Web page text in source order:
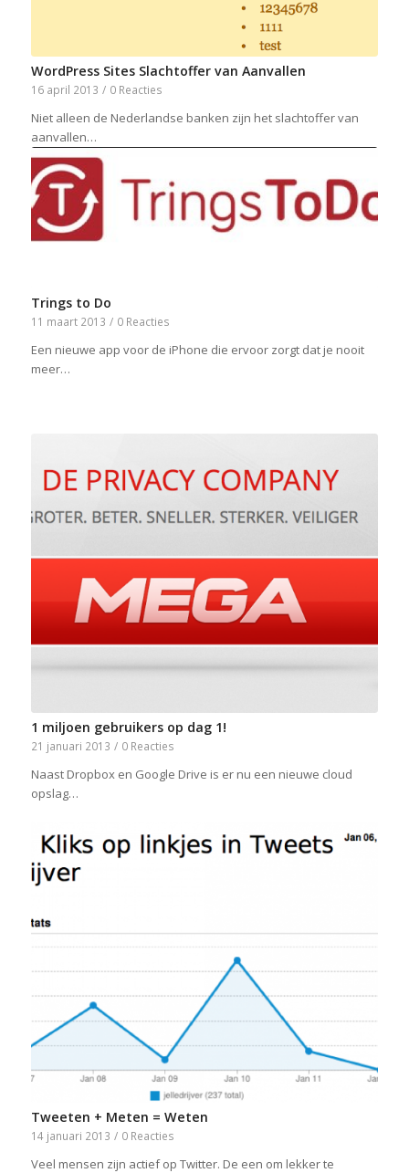
WordPress Sites Slachtoffer van Aanvallen
16 april 2013 / 0 Reacties
Niet alleen de Nederlandse banken zijn het slachtoffer van
aanvallen…
Trings to Do
11 maart 2013 / 0 Reacties
Een nieuwe app voor de iPhone die ervoor zorgt dat je nooit
meer…
1 miljoen gebruikers op dag 1!
21 januari 2013 / 0 Reacties
Naast Dropbox en Google Drive is er nu een nieuwe cloud
opslag…
Tweeten + Meten = Weten
14 januari 2013 / 0 Reacties
Veel mensen zijn actief op Twitter. De een om lekker te